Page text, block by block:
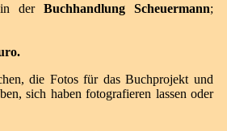
der Buchhandlung Scheuermann;
die Fotos für das Buchprojekt und
sich haben fotografieren lassen oder